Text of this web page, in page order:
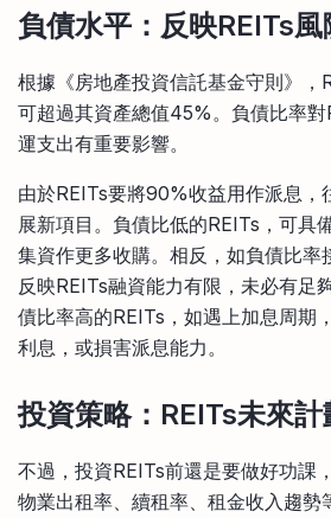
負債水平：反映REITs風
根據《房地產投資信託基金守則》，
可超過其資產總值45%。負債比率
運支出有重要影響。
由於REITs要將90%收益用作派息，
展新項目。負債比低的REITs，可具
集資作更多收購。相反，如負債比
反映REITs融資能力有限，未必有足
債比率高的REITs，如遇上加息周期
利息，或損害派息能力。
投資策略：REITs未來計
不過，投資REITs前還是要做好功課
物業出租率、續租率、租金收入趨勢